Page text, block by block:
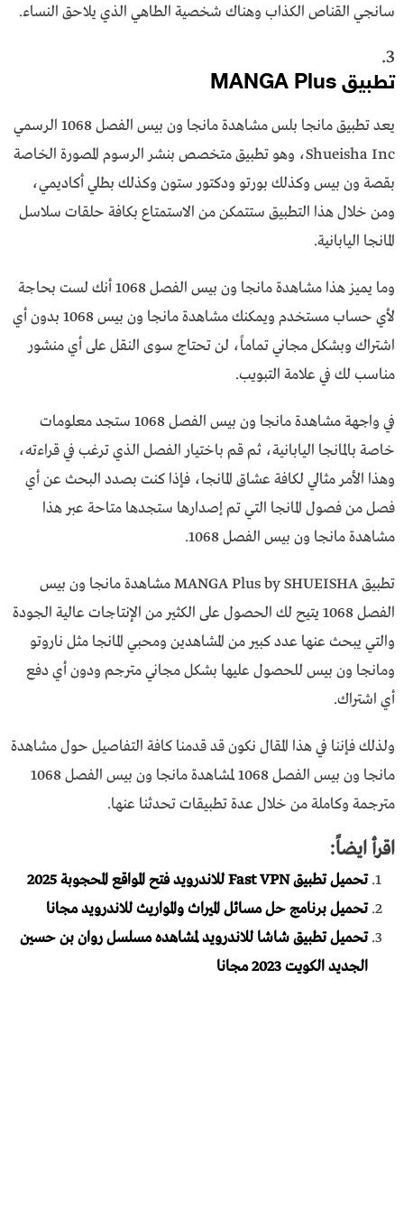
سانجي القناص الكذاب وهناك شخصية الطاهي الذي يلاحق النساء.
3.
تطبيق MANGA Plus
يعد تطبيق مانجا بلس مشاهدة مانجا ون بيس الفصل 1068 الرسمي
Shueisha Inc، وهو تطبيق متخصص بنشر الرسوم المصورة الخاصة
بقصة ون بيس وكذلك بورتو ودكتور ستون وكذلك بطلي أكاديمي،
ومن خلال هذا التطبيق ستتمكن من الاستمتاع بكافة حلقات سلاسل
المانجا اليابانية.
وما يميز هذا مشاهدة مانجا ون بيس الفصل 1068 أنك لست بحاجة
لأي حساب مستخدم ويمكنك مشاهدة مانجا ون بيس 1068 بدون أي
اشتراك وبشكل مجاني تماماً، لن تحتاج سوى النقل على أي منشور
مناسب لك في علامة التبويب.
في واجهة مشاهدة مانجا ون بيس الفصل 1068 ستجد معلومات
خاصة بالمانجا اليابانية، ثم قم باختيار الفصل الذي ترغب في قراءته،
وهذا الأمر مثالي لكافة عشاق المانجا، فإذا كنت بصدد البحث عن أي
فصل من فصول المانجا التي تم إصدارها ستجدها متاحة عبر هذا
مشاهدة مانجا ون بيس الفصل 1068.
تطبيق MANGA Plus by SHUEISHA مشاهدة مانجا ون بيس
الفصل 1068 يتيح لك الحصول على الكثير من الإنتاجات عالية الجودة
والتي يبحث عنها عدد كبير من المشاهدين ومحبي المانجا مثل ناروتو
ومانجا ون بيس للحصول عليها بشكل مجاني مترجم ودون أي دفع
أي اشتراك.
ولذلك فإننا في هذا المقال نكون قد قدمنا كافة التفاصيل حول مشاهدة
مانجا ون بيس الفصل 1068 لمشاهدة مانجا ون بيس الفصل 1068
مترجمة وكاملة من خلال عدة تطبيقات تحدثنا عنها.
اقرأ ايضاً:
تحميل تطبيق Fast VPN للاندرويد فتح المواقع المحجوبة 2025
تحميل برنامج حل مسائل الميراث والمواريث للاندرويد مجانا
تحميل تطبيق شاشا للاندرويد لمشاهده مسلسل روان بن حسين
الجديد الكويت 2023 مجانا